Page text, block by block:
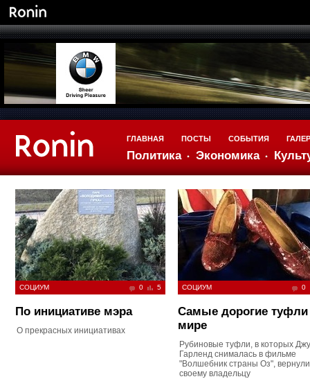
ГЛАВНАЯ
Политика Экономика
ПОСТЫ СОБЫТИЯ
СОЦИУМ 0 5
По инициативе мэра
О прекрасных инициативах
СОЦИУМ 0
Самые дорогие туфли
мире
Рубиновые туфли, в которых
Гарленд снималась в фильме
"Волшебник страны Оз",
своему владельцу